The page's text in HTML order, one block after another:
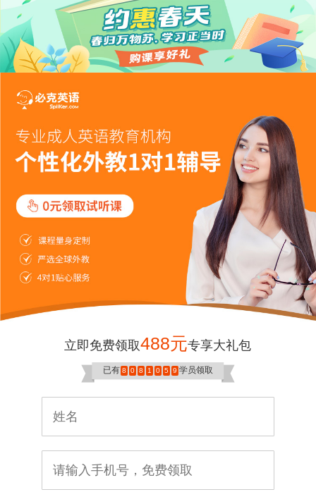
立即免费领取488元专享大礼包
已有 8 0 8 1 0 5 9 学员领取